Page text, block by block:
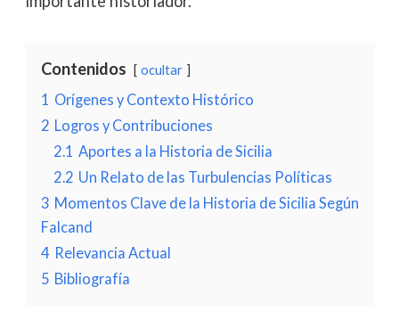
Contenidos ocultar
1 Orígenes y Contexto Histórico
2 Logros y Contribuciones
2.1 Aportes a la Historia de Sicilia
2.2 Un Relato de las Turbulencias Políticas
3 Momentos Clave de la Historia de Sicilia Según
Falcand
4 Relevancia Actual
5 Bibliografía